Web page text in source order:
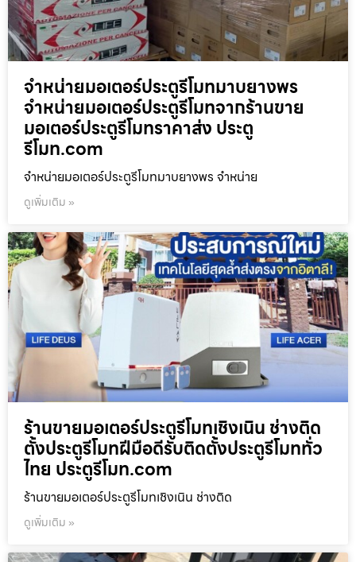
จำหน่ายมอเตอร์ประตูรีโมทมาบยางพร
จำหน่ายมอเตอร์ประตูรีโมทจากร้านขาย
มอเตอร์ประตูรีโมทราคาส่ง ประตู
รีโมท.com
จำหน่ายมอเตอร์ประตูรีโมทมาบยางพร จำหน่าย
ดูเพิ่มเติม »
ร้านขายมอเตอร์ประตูรีโมทเชิงเนิน ช่างติด
ตั้งประตูรีโมทฝีมือดีรับติดตั้งประตูรีโมททั่ว
ไทย ประตูรีโมท.com
ร้านขายมอเตอร์ประตูรีโมทเชิงเนิน ช่างติด
ดูเพิ่มเติม »